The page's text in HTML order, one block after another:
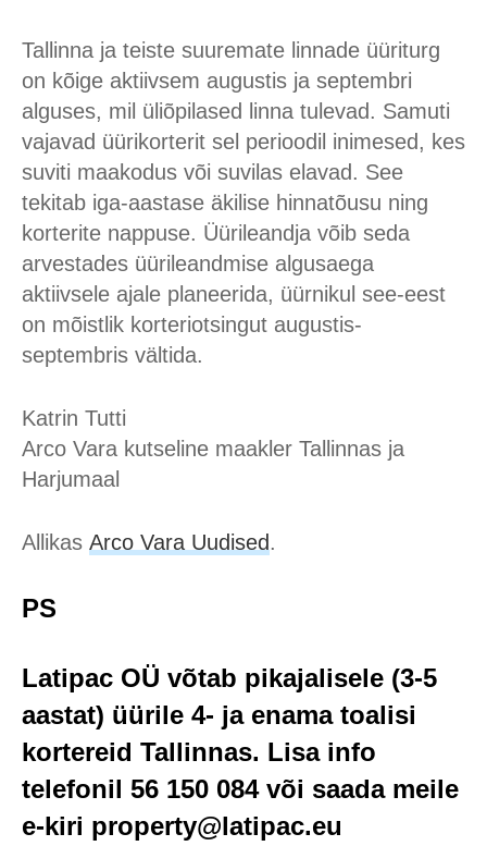
Tallinna ja teiste suuremate linnade üüriturg
on kõige aktiivsem augustis ja septembri
alguses, mil üliõpilased linna tulevad. Samuti
vajavad üürikorterit sel perioodil inimesed, kes
suviti maakodus või suvilas elavad. See
tekitab iga-aastase äkilise hinnatõusu ning
korterite nappuse. Üürileandja võib seda
arvestades üürileandmise algusaega
aktiivsele ajale planeerida, üürnikul see-eest
on mõistlik korteriotsingut augustis-
septembris vältida.
Katrin Tutti
Arco Vara kutseline maakler Tallinnas ja
Harjumaal
Allikas Arco Vara Uudised.
PS
Latipac OÜ võtab pikajalisele (3-5
aastat) üürile 4- ja enama toalisi
kortereid Tallinnas. Lisa info
telefonil 56 150 084 või saada meile
e-kiri property@latipac.eu